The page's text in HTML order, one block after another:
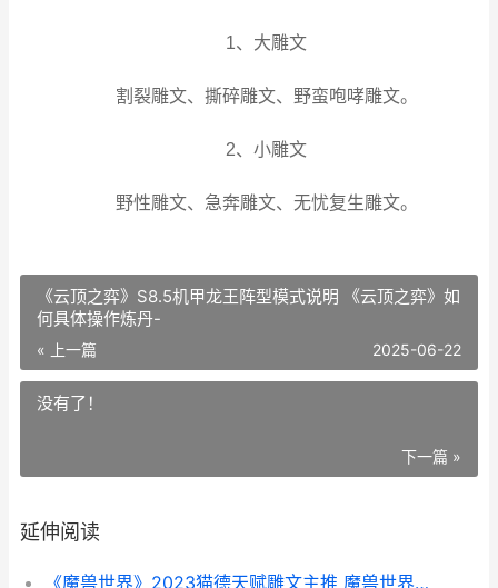
1、大雕文
割裂雕文、撕碎雕文、野蛮咆哮雕文。
2、小雕文
野性雕文、急奔雕文、无忧复生雕文。
《云顶之弈》S8.5机甲龙王阵型模式说明 《云顶之弈》如
何具体操作炼丹-
« 上一篇 2025-06-22
没有了！
下一篇 »
延伸阅读
《魔兽世界》2023猫德天赋雕文主推 魔兽世界2025年6月商栈